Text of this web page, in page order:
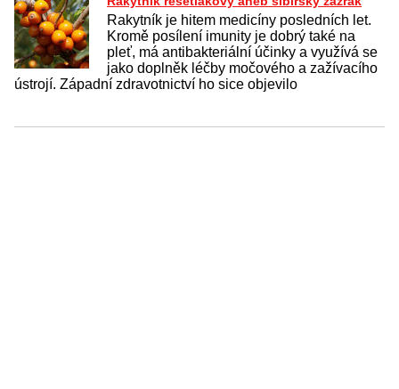
Rakytník je hitem medicíny posledních let.
Kromě posílení imunity je dobrý také na
pleť, má antibakteriální účinky a využívá se
jako doplněk léčby močového a zažívacího
ústrojí. Západní zdravotnictví ho sice objevilo